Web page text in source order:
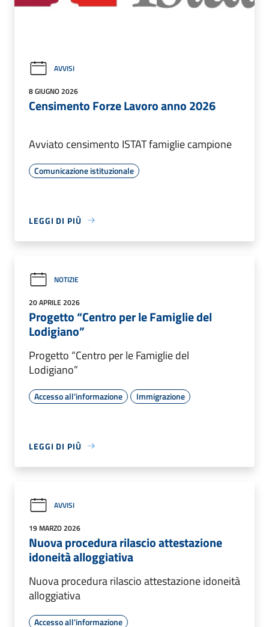
AVVISI
8 GIUGNO 2026
Censimento Forze Lavoro anno 2026
Avviato censimento ISTAT famiglie campione
Comunicazione istituzionale
LEGGI DI PIÙ
NOTIZIE
20 APRILE 2026
Progetto “Centro per le Famiglie del
Lodigiano”
Progetto “Centro per le Famiglie del
Lodigiano”
Accesso all'informazione Immigrazione
LEGGI DI PIÙ
AVVISI
19 MARZO 2026
Nuova procedura rilascio attestazione
idoneità alloggiativa
Nuova procedura rilascio attestazione idoneità
alloggiativa
Accesso all'informazione